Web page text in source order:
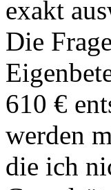
exakt
Die
610 €
werden
die ich